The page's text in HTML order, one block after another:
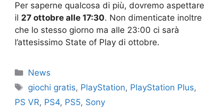
Per saperne qualcosa di più, dovremo aspettare
il 27 ottobre alle 17:30. Non dimenticate inoltre
che lo stesso giorno ma alle 23:00 ci sarà
l’attesissimo State of Play di ottobre.
Categorie
News
Tag
giochi gratis, PlayStation, PlayStation Plus,
PS VR, PS4, PS5, Sony